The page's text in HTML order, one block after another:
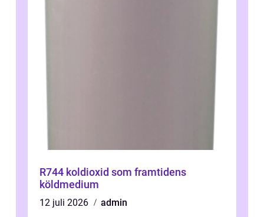
R744 koldioxid som framtidens
köldmedium
12 juli 2026
admin